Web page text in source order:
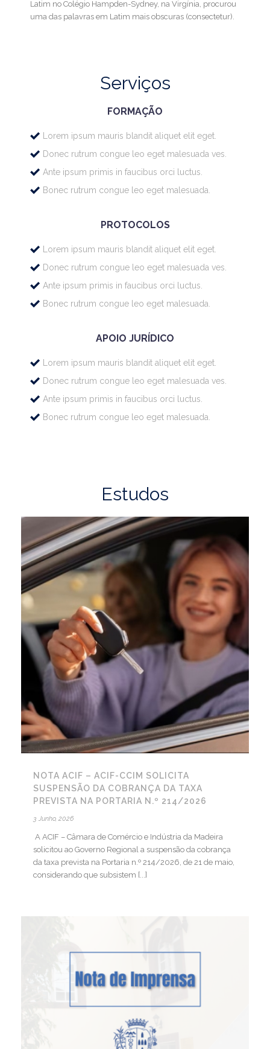
Latim no Colégio Hampden-Sydney, na Virgínia, procurou
uma das palavras em Latim mais obscuras (consectetur).
Serviços
FORMAÇÃO
Lorem ipsum mauris blandit aliquet elit eget.
Donec rutrum congue leo eget malesuada ves.
Ante ipsum primis in faucibus orci luctus.
Bonec rutrum congue leo eget malesuada.
PROTOCOLOS
Lorem ipsum mauris blandit aliquet elit eget.
Donec rutrum congue leo eget malesuada ves.
Ante ipsum primis in faucibus orci luctus.
Bonec rutrum congue leo eget malesuada.
APOIO JURÍDICO
Lorem ipsum mauris blandit aliquet elit eget.
Donec rutrum congue leo eget malesuada ves.
Ante ipsum primis in faucibus orci luctus.
Bonec rutrum congue leo eget malesuada.
Estudos
NOTA ACIF – ACIF-CCIM SOLICITA
SUSPENSÃO DA COBRANÇA DA TAXA
PREVISTA NA PORTARIA N.º 214/2026
3 Junho, 2026
A ACIF – Câmara de Comércio e Indústria da Madeira
solicitou ao Governo Regional a suspensão da cobrança
da taxa prevista na Portaria n.º 214/2026, de 21 de maio,
considerando que subsistem [...]